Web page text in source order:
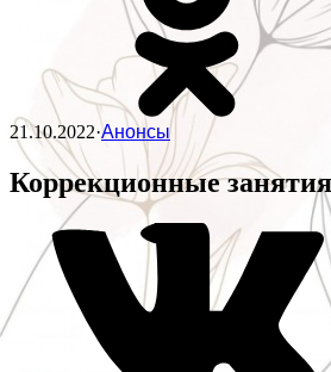
21.10.2022·Анонсы
Коррекционные